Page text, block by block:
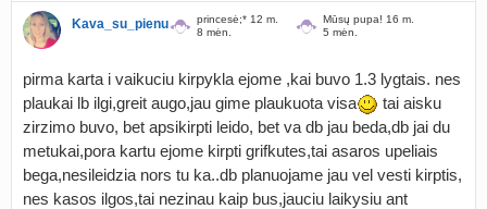
Kava_su_pienu
princesė;* 12 m.
8 mėn.
Mūsų pupa! 16 m.
5 mėn.
pirma karta i vaikuciu kirpykla ejome ,kai buvo 1.3 lygtais. nes
plaukai lb ilgi,greit augo,jau gime plaukuota visa
tai aisku
zirzimo buvo, bet apsikirpti leido, bet va db jau beda,db jai du
metukai,pora kartu ejome kirpti grifkutes,tai asaros upeliais
bega,nesileidzia nors tu ka..db planuojame jau vel vesti kirptis,
nes kasos ilgos,tai nezinau kaip bus,jauciu laikysiu ant